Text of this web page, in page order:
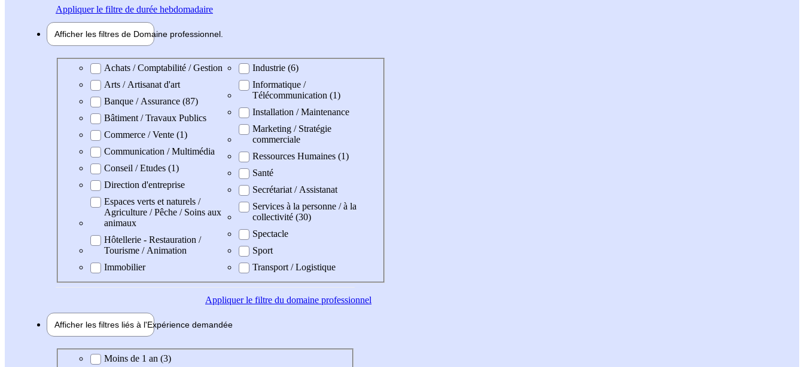
Appliquerle filtre de durée hebdomadaire
Afficher les filtres de Domaine professionnel
Domaine professionel
Achats / Comptabilité / Gestion
Arts / Artisanat d'art
Banque / Assurance (87)
Bâtiment / Travaux Publics
Commerce / Vente (1)
Communication / Multimédia
Conseil / Etudes (1)
Direction d'entreprise
Espaces verts et naturels /
Agriculture / Pêche / Soins aux
animaux
Hôtellerie - Restauration /
Tourisme / Animation
Immobilier
Industrie (6)
Informatique /
Télécommunication (1)
Installation / Maintenance
Marketing / Stratégie
commerciale
Ressources Humaines (1)
Santé
Secrétariat / Assistanat
Services à la personne / à la
collectivité (30)
Spectacle
Sport
Transport / Logistique
Appliquerle filtre du domaine professionnel
Afficher les filtres liés à l'Expérience demandée
Expérience demandée
Moins de 1 an (3)